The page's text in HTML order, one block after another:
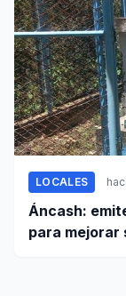
LOCALES
Áncash:
para mejorar